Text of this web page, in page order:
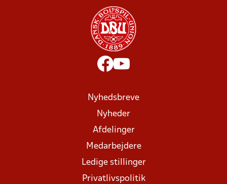
Nyhedsbreve
Nyheder
Afdelinger
Medarbejdere
Ledige stillinger
Privatlivspolitik